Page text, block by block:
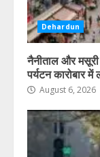
Dehardun
नैनीताल और
पर्यटन कारोबार में
August 6, 2026